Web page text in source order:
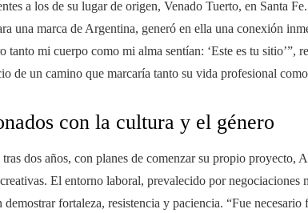
a los de su lugar de origen, Venado Tuerto, en Santa
una marca de Argentina, generó en ella una conexión
tanto mi cuerpo como mi alma sentían: ‘Este es tu sitio’”,
de un camino que marcaría tanto su vida profesional
con la cultura y el género
dos años, con planes de comenzar su propio proyecto,
El entorno laboral, prevalecido por negociaciones
fortaleza, resistencia y paciencia. “Fue